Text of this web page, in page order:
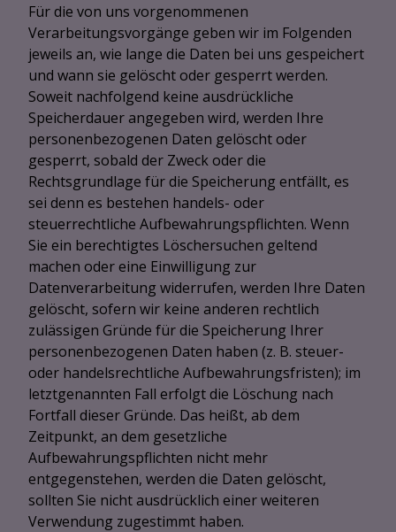
Für die von uns vorgenommenen
Verarbeitungsvorgänge geben wir im Folgenden
jeweils an, wie lange die Daten bei uns gespeichert
und wann sie gelöscht oder gesperrt werden.
Soweit nachfolgend keine ausdrückliche
Speicherdauer angegeben wird, werden Ihre
personenbezogenen Daten gelöscht oder
gesperrt, sobald der Zweck oder die
Rechtsgrundlage für die Speicherung entfällt, es
sei denn es bestehen handels- oder
steuerrechtliche Aufbewahrungspflichten. Wenn
Sie ein berechtigtes Löschersuchen geltend
machen oder eine Einwilligung zur
Datenverarbeitung widerrufen, werden Ihre Daten
gelöscht, sofern wir keine anderen rechtlich
zulässigen Gründe für die Speicherung Ihrer
personenbezogenen Daten haben (z. B. steuer-
oder handelsrechtliche Aufbewahrungsfristen); im
letztgenannten Fall erfolgt die Löschung nach
Fortfall dieser Gründe. Das heißt, ab dem
Zeitpunkt, an dem gesetzliche
Aufbewahrungspflichten nicht mehr
entgegenstehen, werden die Daten gelöscht,
sollten Sie nicht ausdrücklich einer weiteren
Verwendung zugestimmt haben.